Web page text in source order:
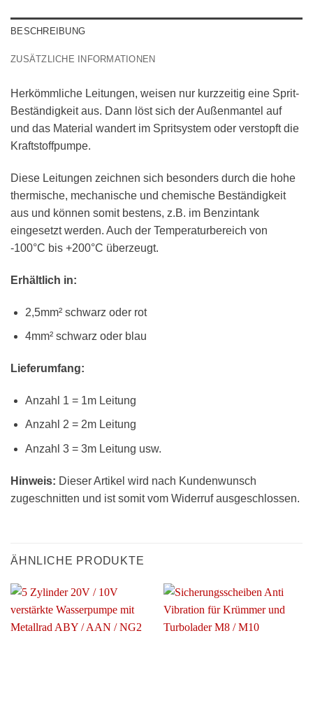
BESCHREIBUNG
ZUSÄTZLICHE INFORMATIONEN
Herkömmliche Leitungen, weisen nur kurzzeitig eine Sprit-
Beständigkeit aus. Dann löst sich der Außenmantel auf
und das Material wandert im Spritsystem oder verstopft die
Kraftstoffpumpe.
Diese Leitungen zeichnen sich besonders durch die hohe
thermische, mechanische und chemische Beständigkeit
aus und können somit bestens, z.B. im Benzintank
eingesetzt werden. Auch der Temperaturbereich von
-100°C bis +200°C überzeugt.
Erhältlich in:
2,5mm² schwarz oder rot
4mm² schwarz oder blau
Lieferumfang:
Anzahl 1 = 1m Leitung
Anzahl 2 = 2m Leitung
Anzahl 3 = 3m Leitung usw.
Hinweis: Dieser Artikel wird nach Kundenwunsch
zugeschnitten und ist somit vom Widerruf ausgeschlossen.
ÄHNLICHE PRODUKTE